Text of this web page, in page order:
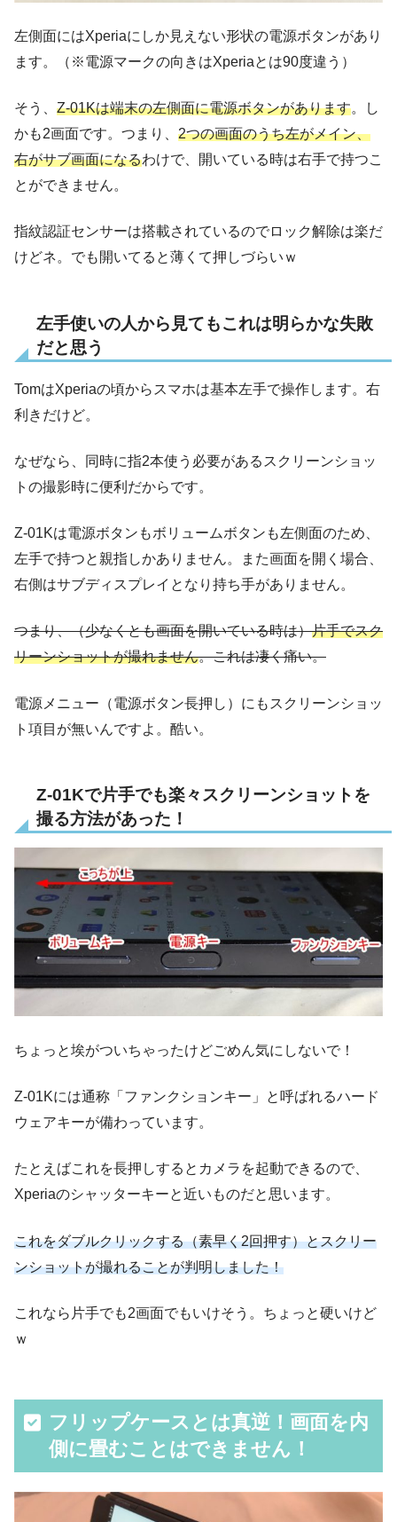
左側面にはXperiaにしか見えない形状の電源ボタンがあり
ます。（※電源マークの向きはXperiaとは90度違う）
そう、 Z-01Kは端末の左側面に電源ボタンがあります。し
かも2画面です。つまり、 2つの画面のうち左がメイン、
右がサブ画面になるわけで、開いている時は右手で持つこ
とができません。
指紋認証センサーは搭載されているのでロック解除は楽だ
けどネ。でも開いてると薄くて押しづらいｗ
左手使いの人から見てもこれは明らかな失敗
だと思う
TomはXperiaの頃からスマホは基本左手で操作します。右
利きだけど。
なぜなら、同時に指2本使う必要があるスクリーンショッ
トの撮影時に便利だからです。
Z-01Kは電源ボタンもボリュームボタンも左側面のため、
左手で持つと親指しかありません。また画面を開く場合、
右側はサブディスプレイとなり持ち手がありません。
つまり、（少なくとも画面を開いている時は）片手でスク
リーンショットが撮れません。これは凄く痛い。
電源メニュー（電源ボタン長押し）にもスクリーンショッ
ト項目が無いんですよ。酷い。
Z-01Kで片手でも楽々スクリーンショットを
撮る方法があった！
ちょっと埃がついちゃったけどごめん気にしないで！
Z-01Kには通称「ファンクションキー」と呼ばれるハード
ウェアキーが備わっています。
たとえばこれを長押しするとカメラを起動できるので、
Xperiaのシャッターキーと近いものだと思います。
これをダブルクリックする（素早く2回押す）とスクリー
ンショットが撮れることが判明しました！
これなら片手でも2画面でもいけそう。ちょっと硬いけど
ｗ
フリップケースとは真逆！画面を内
側に畳むことはできません！